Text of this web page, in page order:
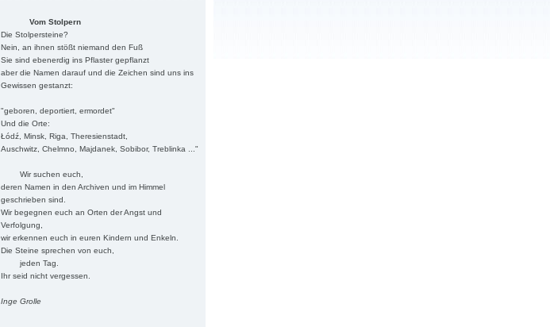
Vom Stolpern
Die Stolpersteine?
Nein, an ihnen stößt niemand den Fuß
Sie sind ebenerdig ins Pflaster gepflanzt
aber die Namen darauf und die Zeichen sind uns ins
Gewissen gestanzt:
"geboren, deportiert, ermordet"
Und die Orte:
Łódź, Minsk, Riga, Theresienstadt,
Auschwitz, Chelmno, Majdanek, Sobibor, Treblinka ..."
Wir suchen euch,
deren Namen in den Archiven und im Himmel
geschrieben sind.
Wir begegnen euch an Orten der Angst und
Verfolgung,
wir erkennen euch in euren Kindern und Enkeln.
Die Steine sprechen von euch,
jeden Tag.
Ihr seid nicht vergessen.
Inge Grolle